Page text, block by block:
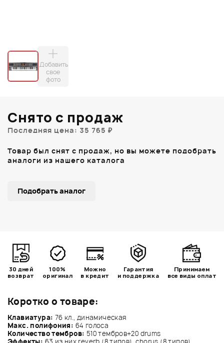
Добавить
свое
фото
Коротко о товаре:
Клавиатура: 76 кл., динамическая
Макс. полифония: 64 голоса
Количество тембров: 510 тембров+20 drums
Снято с продаж
Последняя цена: 35 765 ₽
Товар был снят с продаж, но вы можете подобрать
аналоги из нашего каталога
Подобрать аналог
30 дней
возврат
100%
оригинал
Можно
в кредит
Гарантия
и поддержка
Принимаем
все виды оплат